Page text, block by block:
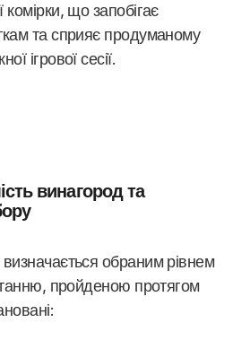
що запобігає
та сприяє продуманому
ігрової сесії.
винагород та
обраним рівнем
пройденою протягом